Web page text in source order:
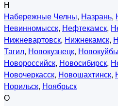
Н
Набережные Челны, Назрань,
Невинномысск, Нефтекамск,
Нижневартовск, Нижнекамск,
Тагил, Новокузнецк,
Новороссийск, Новосибирск,
Новочеркасск, Новошахтинск,
Норильск, Ноябрьск
О